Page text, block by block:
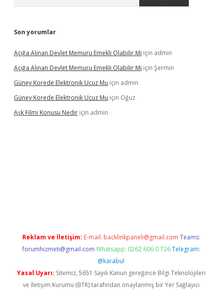
Son yorumlar
Açığa Alınan Devlet Memuru Emekli Olabilir Mi için admin
Açığa Alınan Devlet Memuru Emekli Olabilir Mi için Şermin
Güney Korede Elektronik Ucuz Mu için admin
Güney Korede Elektronik Ucuz Mu için Oğuz
Aşk Filmi Konusu Nedir için admin
Reklam ve İletişim: E-mail: backlinkpaneli@gmail.com Teams:
forumhizmeti@gmail.com Whatsapp: 0262 606 0 726 Telegram:
@karabul
Yasal Uyarı: Sitemiz, 5651 Sayılı Kanun gereğince Bilgi Teknolojileri
ve İletişim Kurumu (BTK) tarafından onaylanmış bir Yer Sağlayıcı